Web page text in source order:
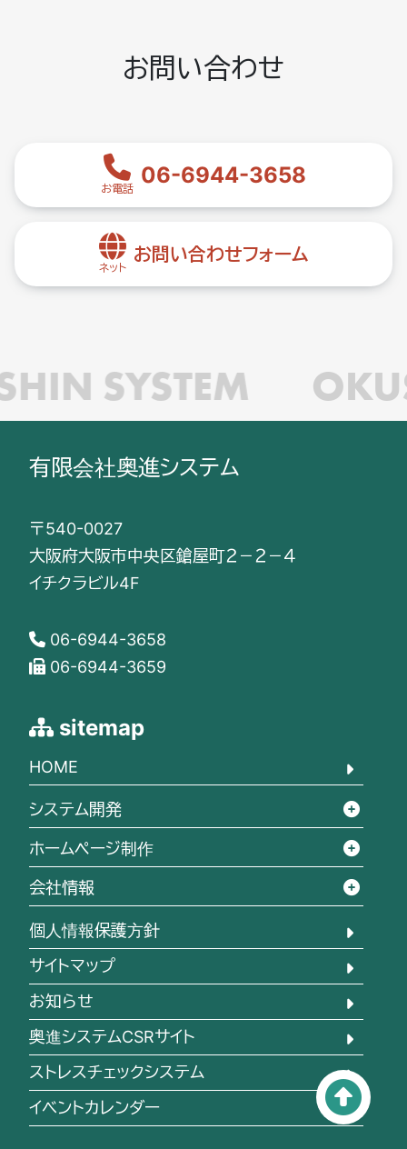
お問い合わせ
お電話
06-6944-3658
ネット
お問い合わせフォーム
SYSTEM
有限会社奥進システム
〒540-0027
大阪府大阪市中央区鎗屋町２－２－４
イチクラビル4F
06-6944-3658
06-6944-3659
sitemap
HOME
システム開発
ホームページ制作
会社情報
個人情報保護方針
サイトマップ
お知らせ
奥進システムCSRサイト
ストレスチェックシステム
イベントカレンダー